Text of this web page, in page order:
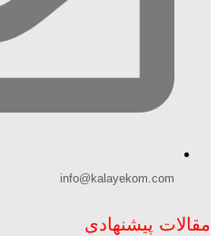
info@kalayekom.com
مقالات پیشنهادی